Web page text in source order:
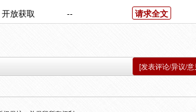
开放获取 -- 请求全文
[发表评论/异议/意